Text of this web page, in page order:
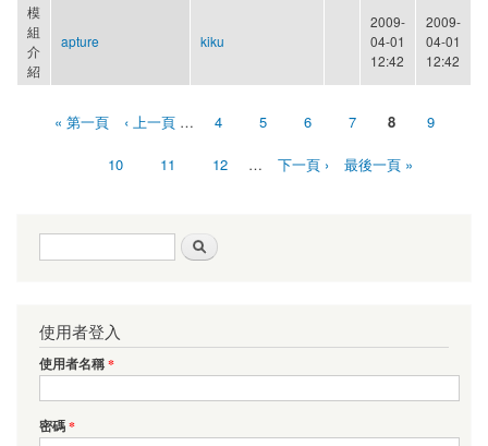
模
組
介
紹
apture kiku
2009-
04-01
12:42
2009-
04-01
12:42
« 第一頁 ‹ 上一頁 … 4 5 6 7 8 9
10 11 12 … 下一頁 › 最後一頁 »
搜尋表單
使用者登入
使用者名稱*
密碼*